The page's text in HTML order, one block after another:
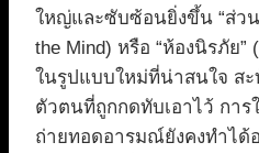
ใหญ่และซับซ้อนยิ่งขึ้น “ส่วน
the Mind) หรือ “ห้องนิรภัย”
ในรูปแบบใหม่ที่น่าสนใจ ส
ตัวตนที่ถูกกดทับเอาไว้ การ
ถ่ายทอดอารมณ์ยังคงทำได้